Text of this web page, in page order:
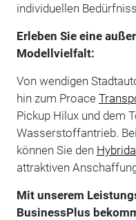
individuellen
Erleben Sie eine
Modellvielfalt:
Von wendigen
hin zum Proace
Pickup Hilux und dem
Wasserstoffantrieb.
können Sie den
attraktiven
Mit unserem
BusinessPlus